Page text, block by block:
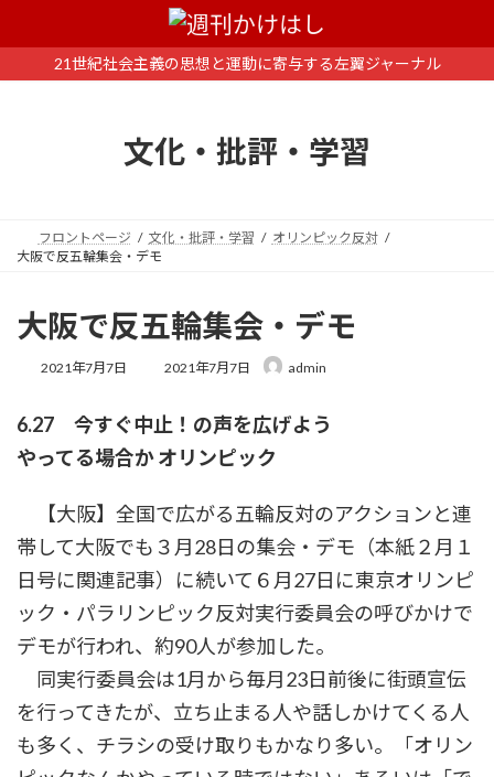
ン
ー
21世紀社会主義の思想と運動に寄与する左翼ジャーナル
文化・批評・学習
フロントページ 文化・批評・学習
オリンピック反対
大阪で反五輪集会・デモ
大阪で反五輪集会・デモ
2021年7月7日
最
新
時
2021年7月7日 admin
6.27 今すぐ中止！の声を広げよう
やってる場合か オリンピック
【大阪】全国で広がる五輪反対のアクションと連
帯して大阪でも３月28日の集会・デモ（本紙２月１
日号に関連記事）に続いて６月27日に東京オリンピ
ック・パラリンピック反対実行委員会の呼びかけで
デモが行われ、約90人が参加した。
同実行委員会は1月から毎月23日前後に街頭宣伝
を行ってきたが、立ち止まる人や話しかけてくる人
も多く、チラシの受け取りもかなり多い。「オリン